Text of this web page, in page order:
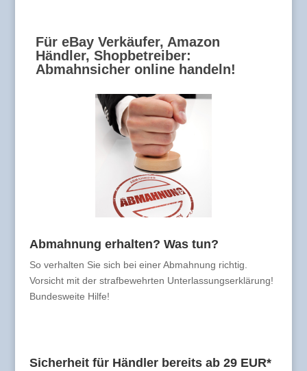
Für eBay Verkäufer, Amazon
Händler, Shopbetreiber:
Abmahnsicher online handeln!
Abmahnung erhalten? Was tun?
So verhalten Sie sich bei einer Abmahnung richtig.
Vorsicht mit der strafbewehrten Unterlassungserklärung!
Bundesweite Hilfe!
Sicherheit für Händler bereits ab 29 EUR*